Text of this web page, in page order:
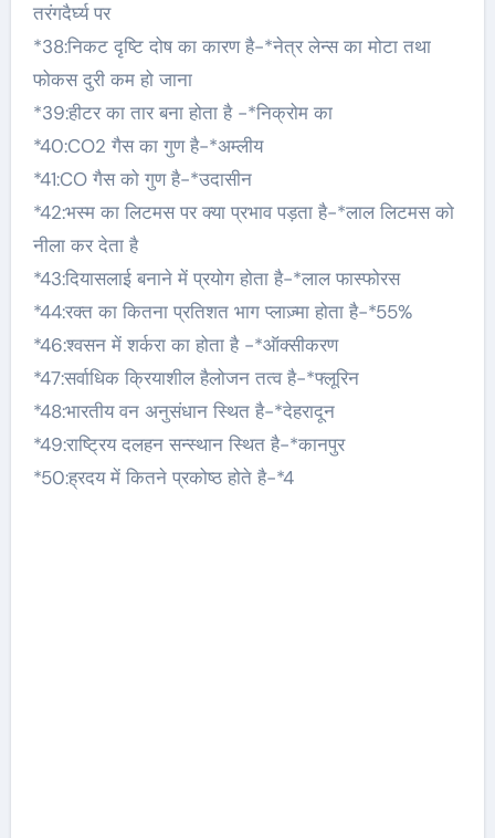
तरंगदैर्घ्य पर
*38:निकट दृष्टि दोष का कारण है-*नेत्र लेन्स का मोटा तथा
फोकस दुरी कम हो जाना
*39:हीटर का तार बना होता है -*निक्रोम का
*40:CO2 गैस का गुण है-*अम्लीय
*41:CO गैस को गुण है-*उदासीन
*42:भस्म का लिटमस पर क्या प्रभाव पड़ता है-*लाल लिटमस को
नीला कर देता है
*43:दियासलाई बनाने में प्रयोग होता है-*लाल फास्फोरस
*44:रक्त का कितना प्रतिशत भाग प्लाज़्मा होता है-*55%
*46:श्वसन में शर्करा का होता है -*ऑक्सीकरण
*47:सर्वाधिक क्रियाशील हैलोजन तत्व है-*फ्लूरिन
*48:भारतीय वन अनुसंधान स्थित है-*देहरादून
*49:राष्ट्रिय दलहन सन्स्थान स्थित है-*कानपुर
*50:ह्रदय में कितने प्रकोष्ठ होते है-*4